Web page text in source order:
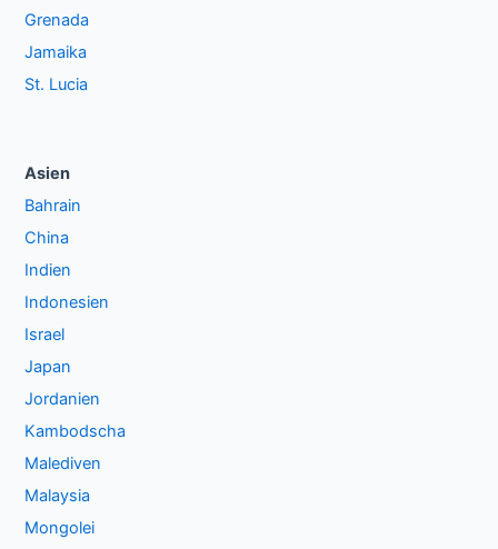
Grenada
Jamaika
St. Lucia
Asien
Bahrain
China
Indien
Indonesien
Israel
Japan
Jordanien
Kambodscha
Malediven
Malaysia
Mongolei